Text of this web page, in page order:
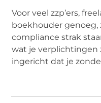
Voor veel zzp’ers,
boekhouder genoeg,
compliance strak
wat je verplichtingen
ingericht dat je